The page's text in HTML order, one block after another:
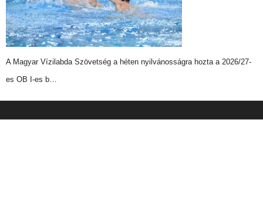
A Magyar Vízilabda Szövetség a héten nyilvánosságra hozta a 2026/27-
es OB I-es b…